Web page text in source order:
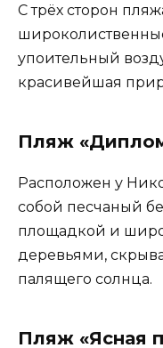
С трёх сторон
упоительный
красивейшая
Пляж
Расположен у
собой песчаный
площадкой и
деревьями,
палящего солнца.
Пляж «Ясная